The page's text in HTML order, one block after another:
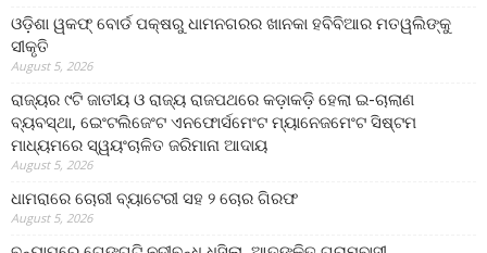
ଓଡ଼ିଶା ୱକଫ୍ ବୋର୍ଡ ପକ୍ଷରୁ ଧାମନଗରର ଖାନକା ହବିବିଆର ମତୱଲିଙ୍କୁ
ସୀକୃତି
August 5, 2026
ରାଜ୍ୟର ୯ଟି ଜାତୀୟ ଓ ରାଜ୍ୟ ରାଜପଥରେ କଡ଼ାକଡ଼ି ହେଲା ଇ-ଚାଲାଣ
ବ୍ୟବସ୍ଥା, ଇେଂଟଲିଜେଂଟ ଏନଫୋର୍ସମେଂଟ ମ୍ୟାନେଜମେଂଟ ସିଷ୍ଟମ
ମାଧ୍ୟମରେ ସ୍ୱୟଂଚାଳିତ ଜରିମାନା ଆଦାୟ
August 5, 2026
ଧାମରାରେ ଚୋରୀ ବ୍ୟାଟେରୀ ସହ ୨ ଚୋର ଗିରଫ
August 5, 2026